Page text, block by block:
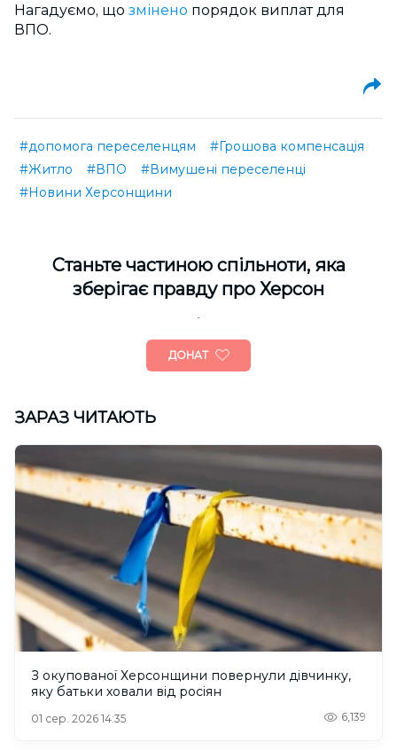
Нагадуємо, що змінено порядок виплат для
ВПО.
#допомога переселенцям
#Грошова компенсація
#Житло
#ВПО
#Вимушені переселенці
#Новини Херсонщини
Cтаньте частиною спільноти, яка
зберігає правду про Херсон
ДОНАТ
ЗАРАЗ ЧИТАЮТЬ
З окупованої Херсонщини повернули дівчинку,
яку батьки ховали від росіян
01 сер. 2026 14:35 6,139